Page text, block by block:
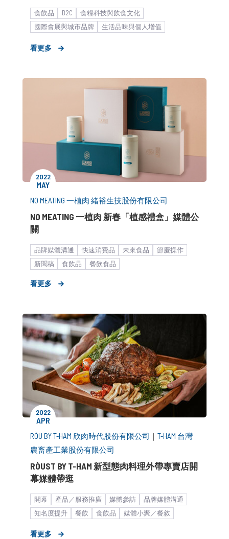
食飲品 B2C
食糧科技與飲食文化
國際會展與城市品牌
生活品味與個人增值
形象資產建立
看更多
2022
MAY
NO MEATING 一植肉 緒裕生技股份有限公司
NO MEATING 一植肉 新春「植感禮盒」媒體公
關
品牌媒體溝通 快速消費品 未來食品
節慶操作
新聞稿
食飲品 餐飲食品
看更多
2022
APR
RÒU BY T-HAM 欣肉時代股份有限公司 ｜ T-HAM 台灣
農畜產工業股份有限公司
RÒUST BY T-HAM 新型態肉料理外帶專賣店開
幕媒體帶逛
開幕 產品／服務推廣 媒體參訪
品牌媒體溝通
知名度提升
餐飲 食飲品
媒體小聚／餐敘
看更多